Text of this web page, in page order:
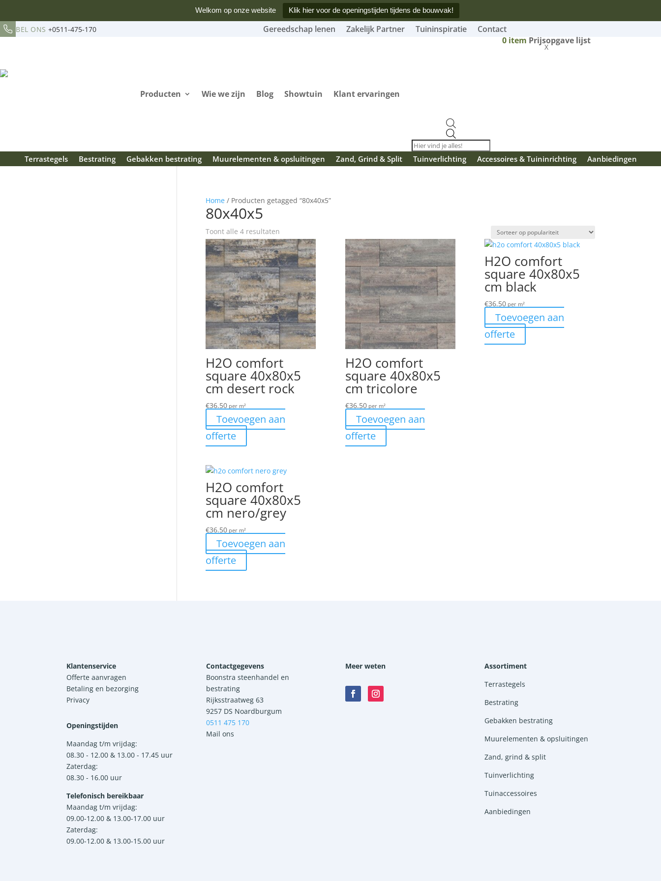
Welkom op onze website Klik hier voor de openingstijden tijdens de bouwvak!
BEL ONS +0511-475-170 Gereedschap lenen Zakelijk Partner Tuininspiratie Contact
Producten Wie we zijn Blog Showtuin Klant ervaringen
Producten
zoeken
0 item Prijsopgave lijst
X
Terrastegels Bestrating Gebakken bestrating Muurelementen & opsluitingen Zand, Grind & Split Tuinverlichting Accessoires & Tuininrichting Aanbiedingen
Home/ Producten getagged “80x40x5”
80x40x5
Toont alle 4 resultatenGesorteerd
op
populariteit
H2O comfort
square 40x80x5
cm desert rock
€36.50per m²
Toevoegen aan
offerte
H2O comfort
square 40x80x5
cm tricolore
€36.50per m²
Toevoegen aan
offerte
H2O comfort
square 40x80x5
cm black
€36.50 per m²
Toevoegen aan
offerte
H2O comfort
square 40x80x5
cm nero/grey
€36.50per m²
Toevoegen aan
offerte
Klantenservice
Offerte aanvragen
Betaling en bezorging
Privacy
Openingstijden
Maandag t/m vrijdag:
08.30 - 12.00 & 13.00 - 17.45 uur
Zaterdag:
08.30 - 16.00 uur
Telefonisch bereikbaar
Maandag t/m vrijdag:
09.00-12.00 & 13.00-17.00 uur
Zaterdag:
09.00-12.00 & 13.00-15.00 uur
Contactgegevens
Boonstra steenhandel en
bestrating
Rijksstraatweg 63
9257 DS Noardburgum
0511 475 170
Mail ons
Meer weten
Assortiment
Terrastegels
Bestrating
Gebakken bestrating
Muurelementen & opsluitingen
Zand, grind & split
Tuinverlichting
Tuinaccessoires
Aanbiedingen